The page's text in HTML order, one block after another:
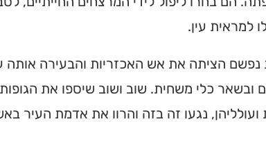
למראית עין.
נפשם הציתה את אש האכזריות והבעירה אותה
ובשאר כלי משחית. שוב ושוב שיספו את
ועולליהן, נגעו זה בזה והרוו את אדמת העיר